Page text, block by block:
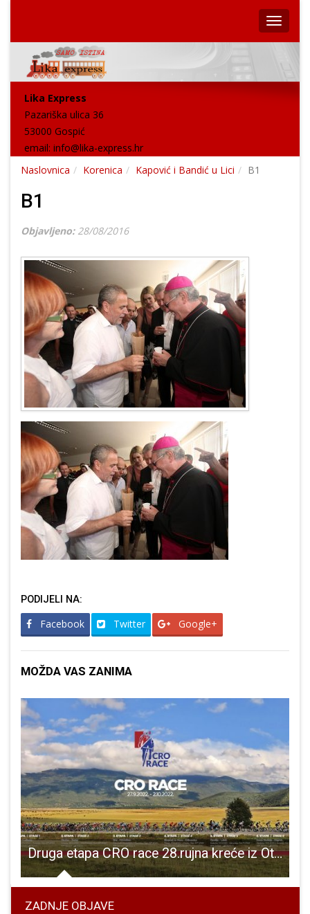
Lika Express
Pazariška ulica 36
53000 Gospić
email: info@lika-express.hr
Naslovnica
Korenica Kapović i Bandić u Lici B1
B1
Objavljeno: 28/08/2016
PODIJELI NA:
Facebook Twitter Google+
MOŽDA VAS ZANIMA
Druga etapa CRO race 28.rujna kreće iz Otočca, oko 14 sati biciklisti će proći kroz Gospić
ZADNJE OBJAVE